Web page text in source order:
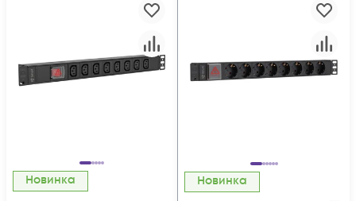
Новинка Новинка